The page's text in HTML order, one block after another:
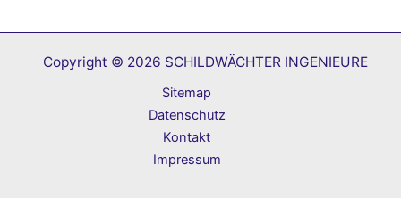
Copyright © 2026 SCHILDWÄCHTER INGENIEURE
Sitemap
Datenschutz
Kontakt
Impressum